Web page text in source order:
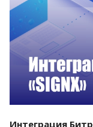
Интеграция